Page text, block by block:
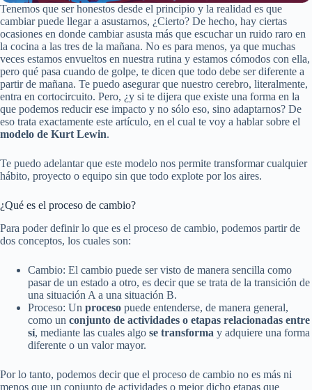
Tenemos que ser honestos desde el principio y la realidad es que
cambiar puede llegar a asustarnos, ¿Cierto? De hecho, hay ciertas
ocasiones en donde cambiar asusta más que escuchar un ruido raro en
la cocina a las tres de la mañana. No es para menos, ya que muchas
veces estamos envueltos en nuestra rutina y estamos cómodos con ella,
pero qué pasa cuando de golpe, te dicen que todo debe ser diferente a
partir de mañana. Te puedo asegurar que nuestro cerebro, literalmente,
entra en cortocircuito. Pero, ¿y si te dijera que existe una forma en la
que podemos reducir ese impacto y no sólo eso, sino adaptarnos? De
eso trata exactamente este artículo, en el cual te voy a hablar sobre el
modelo de Kurt Lewin.
Te puedo adelantar que este modelo nos permite transformar cualquier
hábito, proyecto o equipo sin que todo explote por los aires.
¿Qué es el proceso de cambio?
Para poder definir lo que es el proceso de cambio, podemos partir de
dos conceptos, los cuales son:
Cambio: El cambio puede ser visto de manera sencilla como
pasar de un estado a otro, es decir que se trata de la transición de
una situación A a una situación B.
Proceso: Un proceso puede entenderse, de manera general,
como un conjunto de actividades o etapas relacionadas entre
sí, mediante las cuales algo se transforma y adquiere una forma
diferente o un valor mayor.
Por lo tanto, podemos decir que el proceso de cambio no es más ni
menos que un conjunto de actividades o mejor dicho etapas que